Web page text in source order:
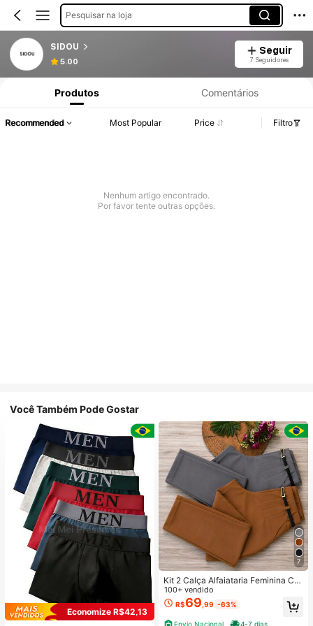
Pesquisar na loja
SIDOU
5.00
Seguir
7 Seguidores
Produtos Comentários
Recommended Most Popular Price Filtro
Nenhum artigo encontrado.
Por favor tente outras opções.
Você Também Pode Gostar
Economize R$42,13
7
Kit 2 Calça Alfaiataria Feminina Co
m Cinto
100+ vendido
R$69 ,99 -63%
Envio Nacional 4-7 dias